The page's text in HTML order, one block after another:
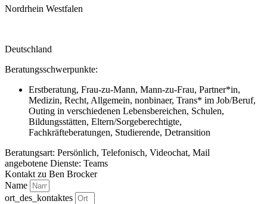
Nordrhein Westfalen
Deutschland
Beratungsschwerpunkte:
Erstberatung, Frau-zu-Mann, Mann-zu-Frau, Partner*in,
Medizin, Recht, Allgemein, nonbinaer, Trans* im Job/Beruf,
Outing in verschiedenen Lebensbereichen, Schulen,
Bildungsstätten, Eltern/Sorgeberechtigte,
Fachkräfteberatungen, Studierende, Detransition
Beratungsart: Persönlich, Telefonisch, Videochat, Mail
angebotene Dienste: Teams
Kontakt zu Ben Brocker
Name
ort_des_kontaktes